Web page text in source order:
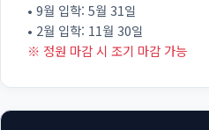
• 9월 입학: 5월 31일
• 2월 입학: 11월 30일
※ 정원 마감 시 조기 마감 가능